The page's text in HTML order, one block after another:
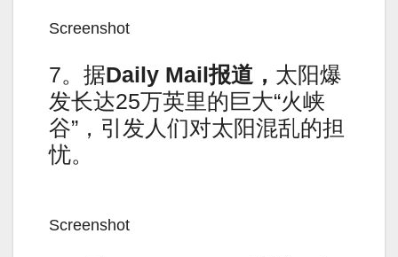
Screenshot
7。据Daily Mail报道， 太阳爆
发长达25万英里的巨大“火峡
谷”，引发人们对太阳混乱的担
忧。
Screenshot